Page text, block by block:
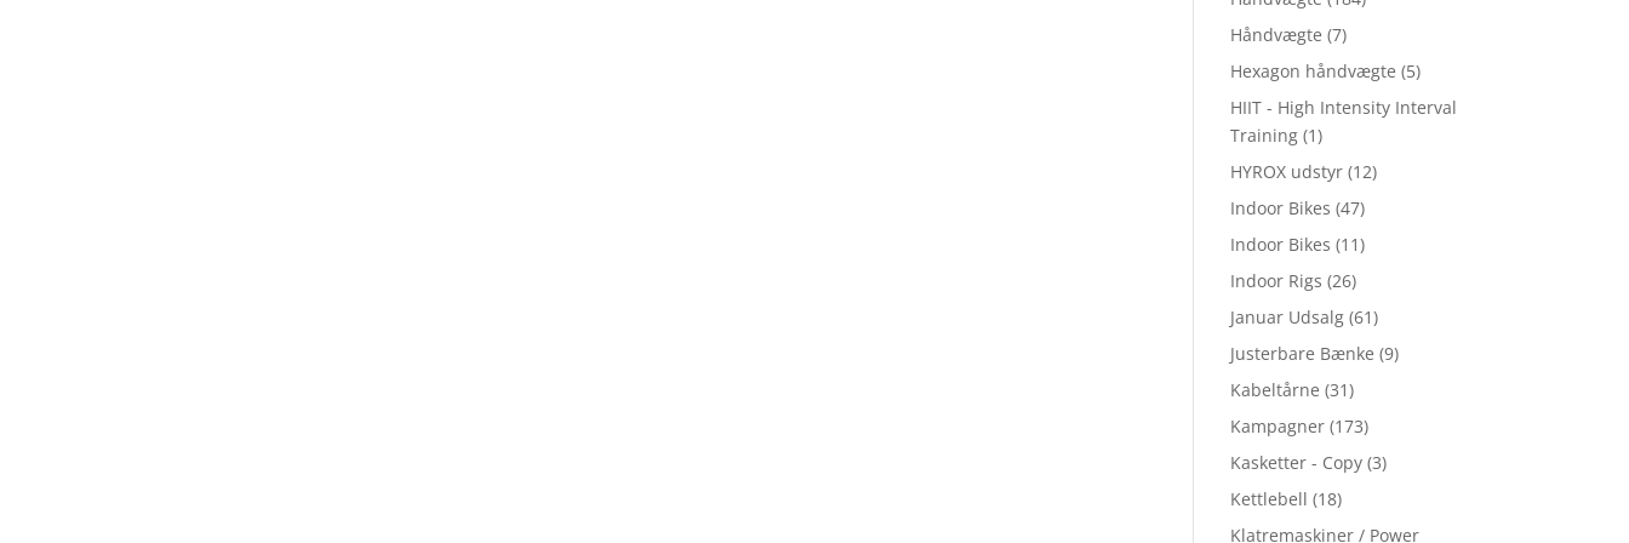
Håndvægte (7)
Hexagon håndvægte (5)
HIIT - High Intensity Interval
Training (1)
HYROX udstyr (12)
Indoor Bikes (47)
Indoor Bikes (11)
Indoor Rigs (26)
Januar Udsalg (61)
Justerbare Bænke (9)
Kabeltårne (31)
Kampagner (173)
Kasketter - Copy (3)
Kettlebell (18)
Klatremaskiner / Power